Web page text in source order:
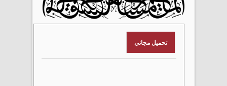
تحميل مجاني